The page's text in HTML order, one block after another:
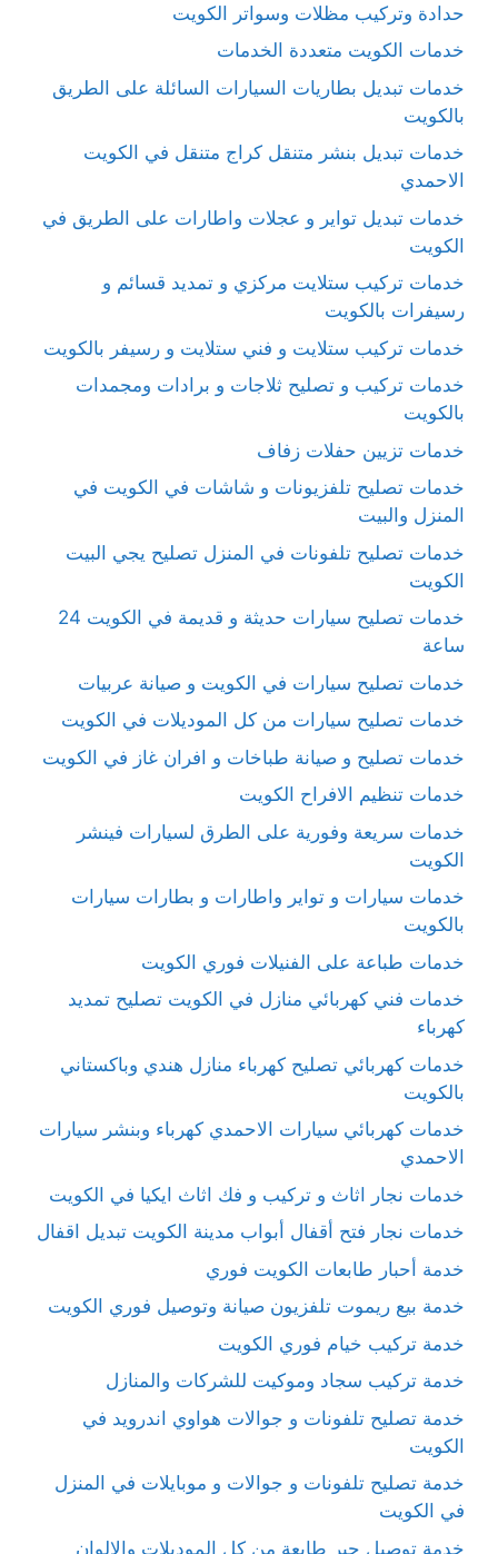
حدادة وتركيب مظلات وسواتر الكويت
خدمات الكويت متعددة الخدمات
خدمات تبديل بطاريات السيارات السائلة على الطريق
بالكويت
خدمات تبديل بنشر متنقل كراج متنقل في الكويت
الاحمدي
خدمات تبديل تواير و عجلات واطارات على الطريق في
الكويت
خدمات تركيب ستلايت مركزي و تمديد قسائم و
رسيفرات بالكويت
خدمات تركيب ستلايت و فني ستلايت و رسيفر بالكويت
خدمات تركيب و تصليح ثلاجات و برادات ومجمدات
بالكويت
خدمات تزيين حفلات زفاف
خدمات تصليح تلفزيونات و شاشات في الكويت في
المنزل والبيت
خدمات تصليح تلفونات في المنزل تصليح يجي البيت
الكويت
خدمات تصليح سيارات حديثة و قديمة في الكويت 24
ساعة
خدمات تصليح سيارات في الكويت و صيانة عربيات
خدمات تصليح سيارات من كل الموديلات في الكويت
خدمات تصليح و صيانة طباخات و افران غاز في الكويت
خدمات تنظيم الافراح الكويت
خدمات سريعة وفورية على الطرق لسيارات فينشر
الكويت
خدمات سيارات و تواير واطارات و بطارات سيارات
بالكويت
خدمات طباعة على الفنيلات فوري الكويت
خدمات فني كهربائي منازل في الكويت تصليح تمديد
كهرباء
خدمات كهربائي تصليح كهرباء منازل هندي وباكستاني
بالكويت
خدمات كهربائي سيارات الاحمدي كهرباء وبنشر سيارات
الاحمدي
خدمات نجار اثاث و تركيب و فك اثاث ايكيا في الكويت
خدمات نجار فتح أقفال أبواب مدينة الكويت تبديل اقفال
خدمة أحبار طابعات الكويت فوري
خدمة بيع ريموت تلفزيون صيانة وتوصيل فوري الكويت
خدمة تركيب خيام فوري الكويت
خدمة تركيب سجاد وموكيت للشركات والمنازل
خدمة تصليح تلفونات و جوالات هواوي اندرويد في
الكويت
خدمة تصليح تلفونات و جوالات و موبايلات في المنزل
في الكويت
خدمة توصيل حبر طابعة من كل الموديلات والالوان